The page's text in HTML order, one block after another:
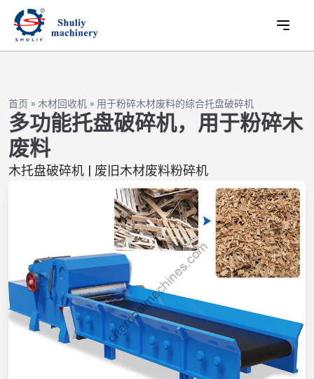
首页 » 木材回收机 » 用于粉碎木材废料的综合托盘破碎机
多功能托盘破碎机，用于粉碎木
废料
木托盘破碎机 | 废旧木材废料粉碎机